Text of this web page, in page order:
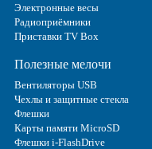
Электронные весы
Радиоприёмники
Приставки TV Box
Полезные мелочи
Вентиляторы USB
Чехлы и защитные стекла
Флешки
Карты памяти MicroSD
Флешки i-FlashDrive